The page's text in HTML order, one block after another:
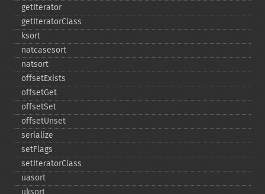
getIterator
getIteratorClass
ksort
natcasesort
natsort
offsetExists
offsetGet
offsetSet
offsetUnset
serialize
setFlags
setIteratorClass
uasort
uksort